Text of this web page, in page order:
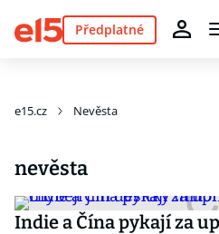
Předplatné
e15.cz Nevěsta
nevěsta
Indie a Čína pykají za